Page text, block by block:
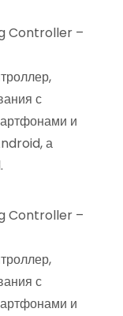
Controller –
с
и
а
Controller –
с
и